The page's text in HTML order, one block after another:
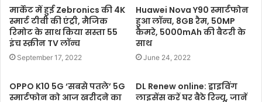
मार्केट में हुई Zebronics की 4K
स्मार्ट टीवी की एंट्री, मैजिक
रिमोट के साथ किया सस्ता 55
इंच स्क्रीन TV लॉन्च
September 17, 2022
Huawei Nova Y90 स्मार्टफोन
हुआ लॉन्च, 8GB रैम, 50MP
कैमरे, 5000mAh की बैटरी के
साथ
June 24, 2022
OPPO K10 5G ‘सबसे पतले’ 5G
स्मार्टफोन को आज खरीदने का
DL Renew online: ड्राइविंग
लाइसेंस करें घर बैठे रिन्यू, जानें